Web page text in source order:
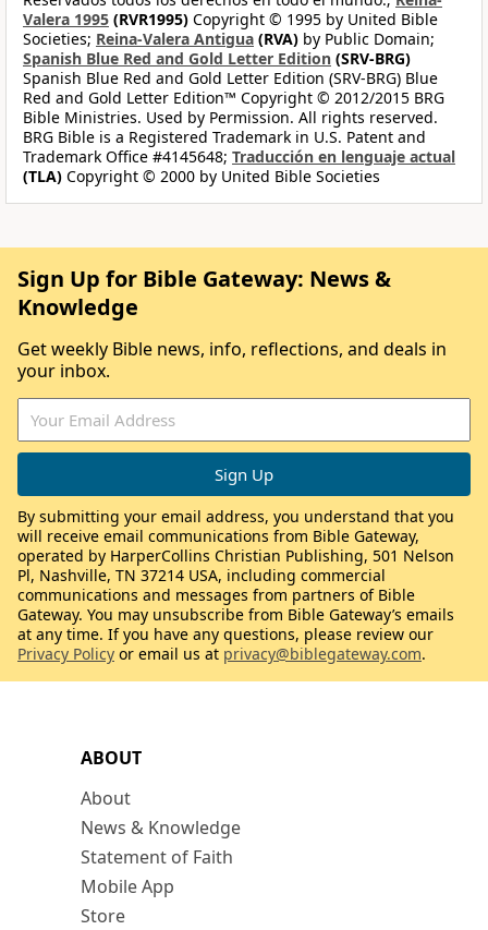
Valera 1995 (RVR1995) Copyright © 1995 by United Bible
Societies; Reina-Valera Antigua (RVA) by Public Domain;
Spanish Blue Red and Gold Letter Edition (SRV-BRG)
Spanish Blue Red and Gold Letter Edition (SRV-BRG) Blue
Red and Gold Letter Edition™ Copyright © 2012/2015 BRG
Bible Ministries. Used by Permission. All rights reserved.
BRG Bible is a Registered Trademark in U.S. Patent and
Trademark Office #4145648; Traducción en lenguaje actual
(TLA) Copyright © 2000 by United Bible Societies
ABOUT
About
News & Knowledge
Statement of Faith
Mobile App
Store
Sign Up for Bible Gateway: News &
Knowledge
Get weekly Bible news, info, reflections, and deals in
your inbox.
By submitting your email address, you understand that you
will receive email communications from Bible Gateway,
operated by HarperCollins Christian Publishing, 501 Nelson
Pl, Nashville, TN 37214 USA, including commercial
communications and messages from partners of Bible
Gateway. You may unsubscribe from Bible Gateway’s emails
at any time. If you have any questions, please review our
Privacy Policy or email us at privacy@biblegateway.com.